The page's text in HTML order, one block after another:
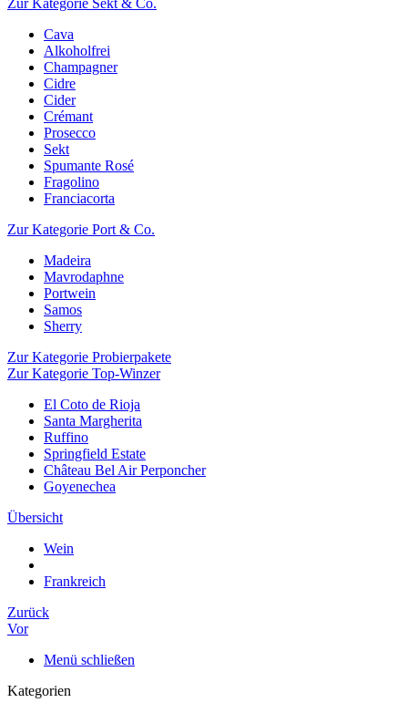
Zur Kategorie Sekt & Co.
Cava
Alkoholfrei
Champagner
Cidre
Cider
Crémant
Prosecco
Sekt
Spumante Rosé
Fragolino
Franciacorta
Zur Kategorie Port & Co.
Madeira
Mavrodaphne
Portwein
Samos
Sherry
Zur Kategorie Probierpakete
Zur Kategorie Top-Winzer
El Coto de Rioja
Santa Margherita
Ruffino
Springfield Estate
Château Bel Air Perponcher
Goyenechea
Übersicht
Wein
Frankreich
Zurück
Vor
Menü schließen
Kategorien